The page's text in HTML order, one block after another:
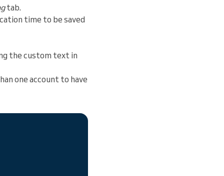
tab.
time to be saved
the custom text in
one account to have